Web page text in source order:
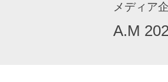
メディア
A.M